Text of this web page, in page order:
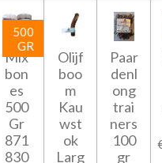
500
GR
Mix
bon
es
500
Gr
871
830
Olijf
boo
m
Kau
wst
ok
Larg
Paar
denl
ong
trai
ners
100
gr